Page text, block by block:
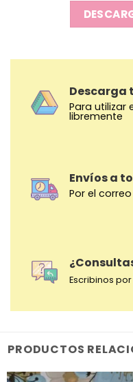
Descarga
Para utilizar
libremente
Envíos a
Por el
Escribinos
PRODUCTOS